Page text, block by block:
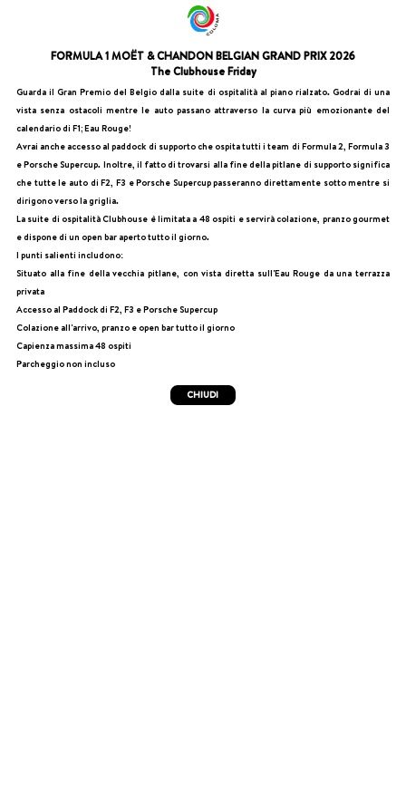
FORMULA 1 MOËT & CHANDON BELGIAN GRAND PRIX 2026
The Clubhouse Friday
Guarda il Gran Premio del Belgio dalla suite di ospitalità al piano rialzato. Godrai di una
vista senza ostacoli mentre le auto passano attraverso la curva più emozionante del
calendario di F1; Eau Rouge!
Avrai anche accesso al paddock di supporto che ospita tutti i team di Formula 2, Formula 3
e Porsche Supercup. Inoltre, il fatto di trovarsi alla fine della pitlane di supporto significa
che tutte le auto di F2, F3 e Porsche Supercup passeranno direttamente sotto mentre si
dirigono verso la griglia.
La suite di ospitalità Clubhouse è limitata a 48 ospiti e servirà colazione, pranzo gourmet
e dispone di un open bar aperto tutto il giorno.
I punti salienti includono:
Situato alla fine della vecchia pitlane, con vista diretta sull'Eau Rouge da una terrazza
privata
Accesso al Paddock di F2, F3 e Porsche Supercup
Colazione all'arrivo, pranzo e open bar tutto il giorno
Capienza massima 48 ospiti
Parcheggio non incluso
CHIUDI